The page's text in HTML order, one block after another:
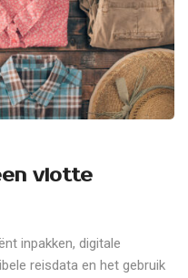
vlotte
inpakken, digitale
reisdata en het gebruik